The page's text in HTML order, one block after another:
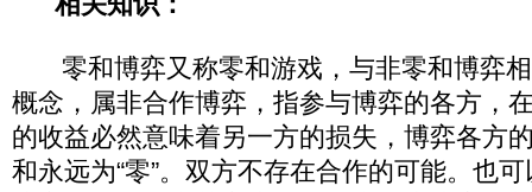
零和博弈又称零和游戏，与非零和博弈
概念，属非合作博弈，指参与博弈的各方，
的收益必然意味着另一方的损失，博弈各方
和永远为“零”。双方不存在合作的可能。也